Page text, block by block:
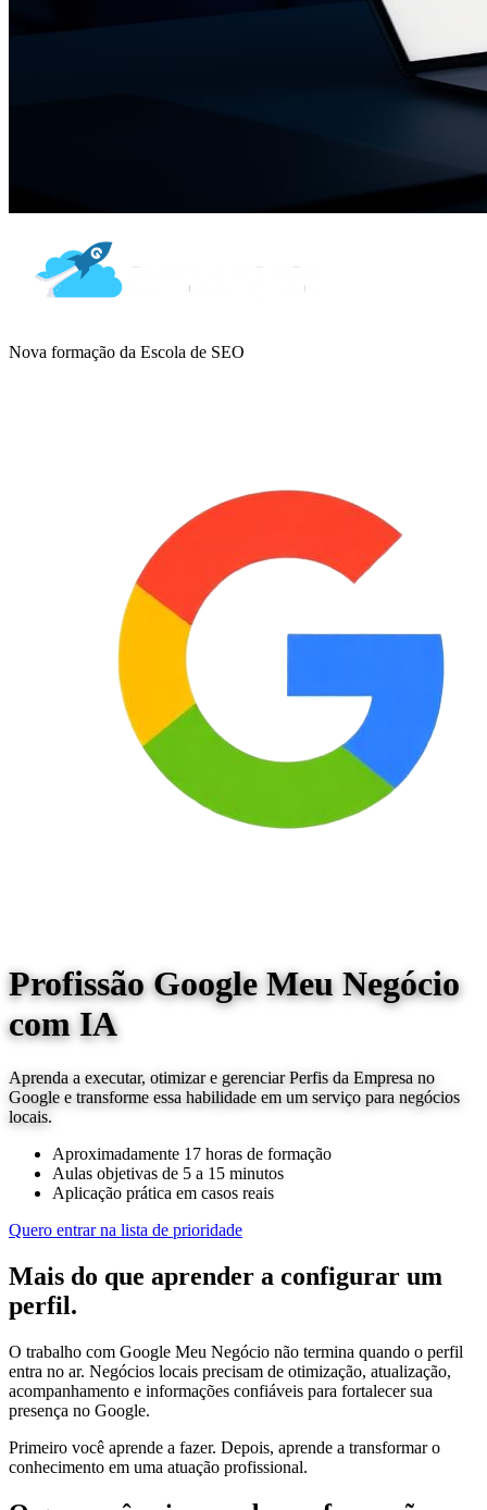
Nova formação da Escola de SEO
Profissão Google Meu Negócio
com IA
Aprenda a executar, otimizar e gerenciar Perfis da Empresa no
Google e transforme essa habilidade em um serviço para negócios
locais.
Aproximadamente 17 horas de formação
Aulas objetivas de 5 a 15 minutos
Aplicação prática em casos reais
Quero entrar na lista de prioridade
Mais do que aprender a configurar um
perfil.
O trabalho com Google Meu Negócio não termina quando o perfil
entra no ar. Negócios locais precisam de otimização, atualização,
acompanhamento e informações confiáveis para fortalecer sua
presença no Google.
Primeiro você aprende a fazer. Depois, aprende a transformar o
conhecimento em uma atuação profissional.